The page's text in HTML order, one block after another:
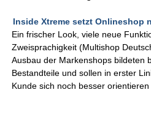
Inside Xtreme setzt Onlineshop
Ein frischer Look, viele neue
Zweisprachigkeit (Multishop
Ausbau der Markenshops bildeten
Bestandteile und sollen in erster
Kunde sich noch besser